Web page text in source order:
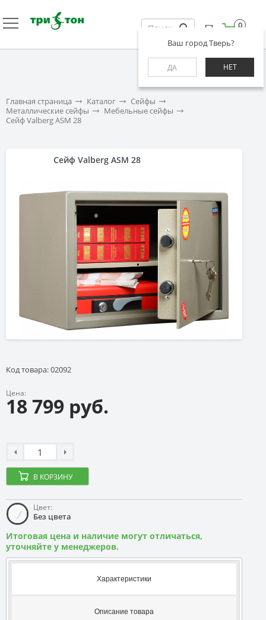
Ваш город Тверь?
ДА НЕТ
0
Главная страница Каталог
Сейфы
Металлические сейфы
Мебельные сейфы
Сейф Valberg ASM 28
Сейф Valberg ASM 28
Код товара: 02092
Цена:
18 799 руб.
В КОРЗИНУ
Цвет:
Без цвета
Итоговая цена и наличие могут отличаться,
уточняйте у менеджеров.
Характеристики
Описание товара